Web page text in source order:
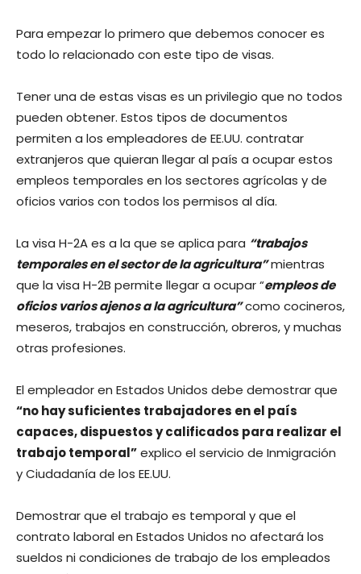
Para empezar lo primero que debemos conocer es
todo lo relacionado con este tipo de visas.
Tener una de estas visas es un privilegio que no todos
pueden obtener. Estos tipos de documentos
permiten a los empleadores de EE.UU. contratar
extranjeros que quieran llegar al país a ocupar estos
empleos temporales en los sectores agrícolas y de
oficios varios con todos los permisos al día.
La visa H-2A es a la que se aplica para “trabajos
temporales en el sector de la agricultura”mientras
que la visa H-2B permite llegar a ocupar “empleos de
oficios varios ajenos a la agricultura”como cocineros,
meseros, trabajos en construcción, obreros, y muchas
otras profesiones.
El empleador en Estados Unidos debe demostrar que
“no hay suficientes trabajadores en el país
capaces, dispuestos y calificados para realizar el
trabajo temporal”explico el servicio de Inmigración
y Ciudadanía de los EE.UU.
Demostrar que el trabajo es temporal y que el
contrato laboral en Estados Unidos no afectará los
sueldos ni condiciones de trabajo de los empleados